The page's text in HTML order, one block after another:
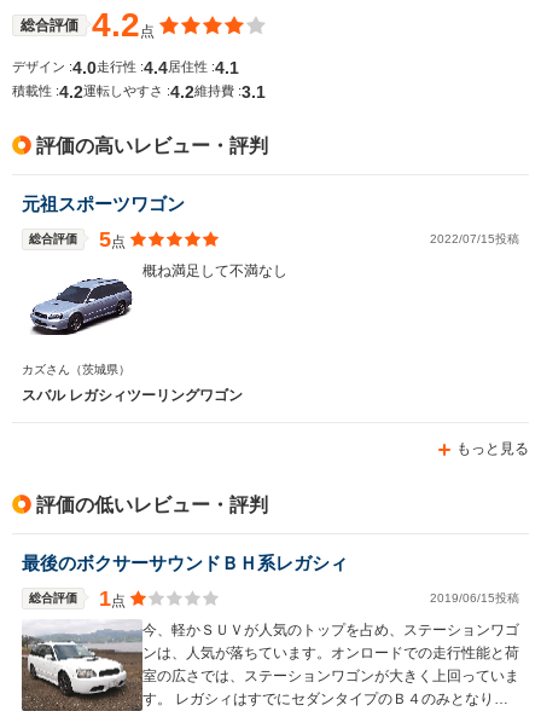
排気量
駆動方式
2498cc
4WD
総合評価 4.2点
デザイン :4.0走行性 :4.4居住性 :4.1
積載性 :4.2運転しやすさ :4.2維持費 :3.1
評価の高いレビュー・評判
元祖スポーツワゴン
総合評価 5点 2022/07/15投稿
概ね満足して不満なし
カズさん （茨城県）
スバル レガシィツーリングワゴン
もっと見る
評価の低いレビュー・評判
最後のボクサーサウンドＢＨ系レガシィ
総合評価 1点 2019/06/15投稿
今、軽かＳＵＶが人気のトップを占め、ステーションワゴ
ンは、人気が落ちています。オンロードでの走行性能と荷
室の広さでは、ステーションワゴンが大きく上回っていま
す。 レガシィはすでにセダンタイプのＢ４のみとなり、